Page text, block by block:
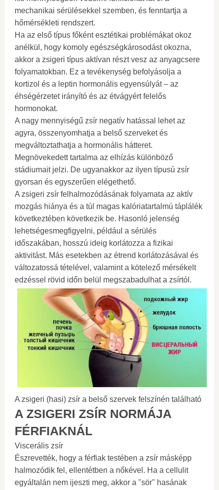
mechanikai sérülésekkel szemben, és fenntartja a
hőmérsékleti rendszert.
Ha az első típus főként esztétikai problémákat okoz
anélkül, hogy komoly egészségkárosodást okozna,
akkor a zsigeri típus aktívan részt vesz az anyagcsere
folyamatokban. Ez a tevékenység befolyásolja a
kortizol és a leptin hormonális egyensúlyát – az
éhségérzetet irányító és az étvágyért felelős
hormonokat.
A nagy mennyiségű zsír negatív hatással lehet az
agyra, összenyomhatja a belső szerveket és
megváltoztathatja a hormonális hátteret.
Megnövekedett tartalma az elhízás különböző
stádiumait jelzi. De ugyanakkor az ilyen típusú zsír
gyorsan és egyszerűen elégethető.
A zsigeri zsír felhalmozódásának folyamata az aktív
mozgás hiánya és a túl magas kalóriatartalmú táplálék
következtében következik be. Hasonló jelenség
lehetségesmegfigyelni, például a sérülés
időszakában, hosszú ideig korlátozza a fizikai
aktivitást. Más esetekben az étrend korlátozásával és
változatossá tételével, valamint a kötelező mérsékelt
edzéssel rövid időn belül megszabadulhat a zsírtól.
A zsigeri (hasi) zsír a belső szervek felszínén található
A ZSIGERI ZSÍR NORMÁJA
FÉRFIAKNÁL
Viscerális zsír
Észrevették, hogy a férfiak testében a zsír másképp
halmozódik fel, ellentétben a nőkével. Ha a cellulit
egyáltalán nem ijeszti meg, akkor a "sör" hasának